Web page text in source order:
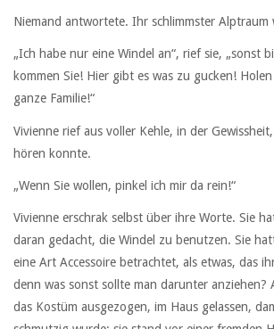
Niemand antwortete. Ihr schlimmster Alptraum
„Ich habe nur eine Windel an“, rief sie, „sonst
kommen Sie! Hier gibt es was zu gucken!
ganze Familie!“
Vivienne rief aus voller Kehle, in der
hören konnte.
„Wenn Sie wollen, pinkel ich mir da rein!“
Vivienne erschrak selbst über ihre Worte. Sie
daran gedacht, die Windel zu benutzen. Sie
eine Art Accessoire betrachtet, als etwas, das
denn was sonst sollte man darunter anziehen?
das Kostüm ausgezogen, im Haus gelassen,